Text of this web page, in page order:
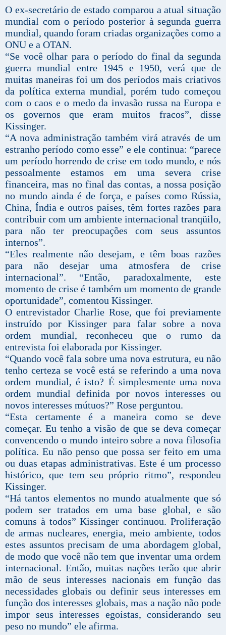
O ex-secretário de estado comparou a atual situação
mundial com o período posterior à segunda guerra
mundial, quando foram criadas organizações como a
ONU e a OTAN.
“Se você olhar para o período do final da segunda
guerra mundial entre 1945 e 1950, verá que de
muitas maneiras foi um dos períodos mais criativos
da política externa mundial, porém tudo começou
com o caos e o medo da invasão russa na Europa e
os governos que eram muitos fracos”, disse
Kissinger.
“A nova administração também virá através de um
estranho período como esse” e ele continua: “parece
um período horrendo de crise em todo mundo, e nós
pessoalmente estamos em uma severa crise
financeira, mas no final das contas, a nossa posição
no mundo ainda é de força, e países como Rússia,
China, Índia e outros países, têm fortes razões para
contribuir com um ambiente internacional tranqüilo,
para não ter preocupações com seus assuntos
internos”.
“Eles realmente não desejam, e têm boas razões
para não desejar uma atmosfera de crise
internacional”. “Então, paradoxalmente, este
momento de crise é também um momento de grande
oportunidade”, comentou Kissinger.
O entrevistador Charlie Rose, que foi previamente
instruído por Kissinger para falar sobre a nova
ordem mundial, reconheceu que o rumo da
entrevista foi elaborada por Kissinger.
“Quando você fala sobre uma nova estrutura, eu não
tenho certeza se você está se referindo a uma nova
ordem mundial, é isto? É simplesmente uma nova
ordem mundial definida por novos interesses ou
novos interesses mútuos?” Rose perguntou.
“Esta certamente é a maneira como se deve
começar. Eu tenho a visão de que se deva começar
convencendo o mundo inteiro sobre a nova filosofia
política. Eu não penso que possa ser feito em uma
ou duas etapas administrativas. Este é um processo
histórico, que tem seu próprio ritmo”, respondeu
Kissinger.
“Há tantos elementos no mundo atualmente que só
podem ser tratados em uma base global, e são
comuns à todos” Kissinger continuou. Proliferação
de armas nucleares, energia, meio ambiente, todos
estes assuntos precisam de uma abordagem global,
de modo que você não tem que inventar uma ordem
internacional. Então, muitas nações terão que abrir
mão de seus interesses nacionais em função das
necessidades globais ou definir seus interesses em
função dos interesses globais, mas a nação não pode
impor seus interesses egoístas, considerando seu
peso no mundo” ele afirma.